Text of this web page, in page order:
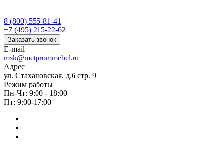
8 (800) 555-81-41
+7 (495) 215-22-62
Заказать звонок
E-mail
msk@metprommebel.ru
Адрес
ул. Стахановская, д.6 стр. 9
Режим работы
Пн-Чт: 9:00 - 18:00
Пт: 9:00-17:00